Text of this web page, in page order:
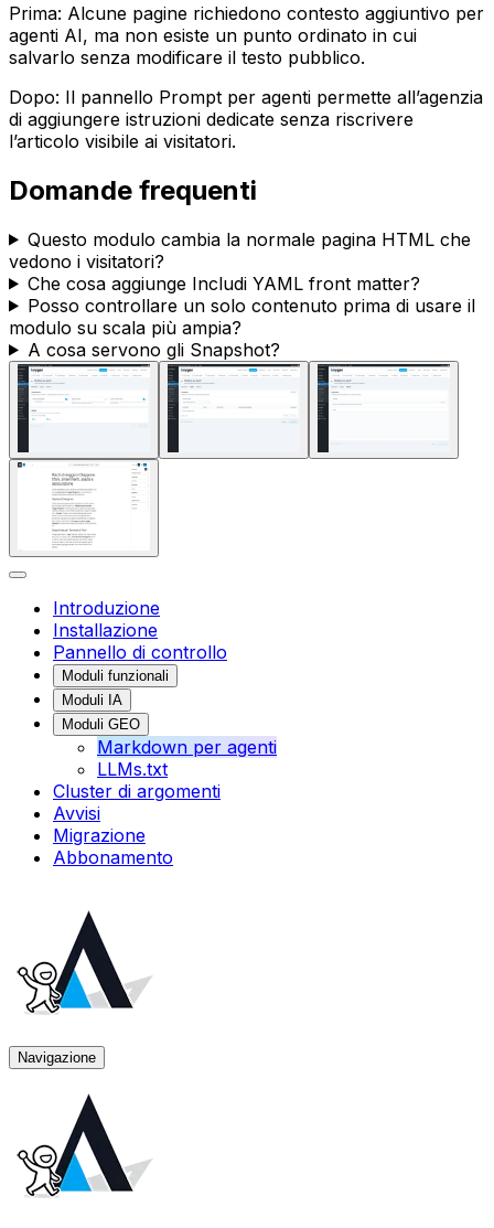
Prima: Alcune pagine richiedono contesto aggiuntivo per
agenti AI, ma non esiste un punto ordinato in cui
salvarlo senza modificare il testo pubblico.
Dopo: Il pannello Prompt per agenti permette all’agenzia
di aggiungere istruzioni dedicate senza riscrivere
l’articolo visibile ai visitatori.
Domande frequenti
Questo modulo cambia la normale pagina HTML che
vedono i visitatori?
Che cosa aggiunge Includi YAML front matter?
Posso controllare un solo contenuto prima di usare il
modulo su scala più ampia?
A cosa servono gli Snapshot?
Introduzione
Installazione
Pannello di controllo
Moduli funzionali
Moduli IA
Moduli GEO
Markdown per agenti
LLMs.txt
Cluster di argomenti
Avvisi
Migrazione
Abbonamento
Navigazione